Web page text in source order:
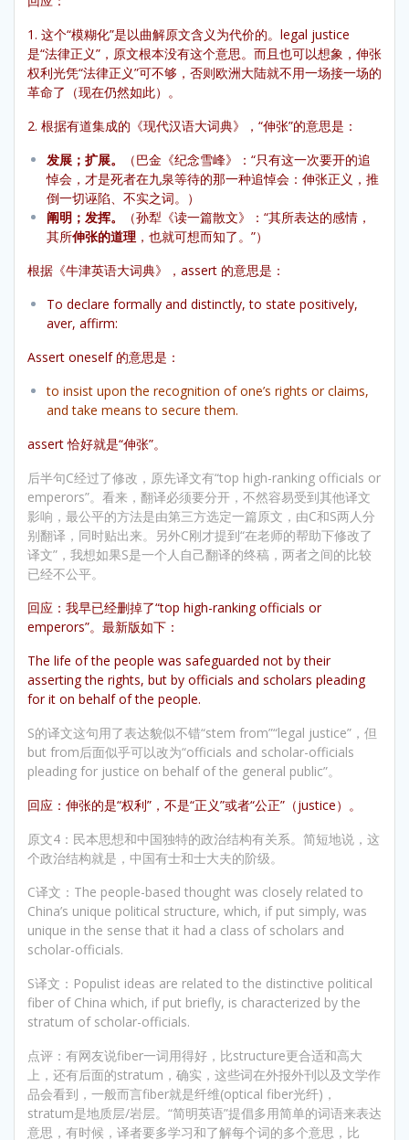
1. 这个“模糊化”是以曲解原文含义为代价的。legal justice
是“法律正义”，原文根本没有这个意思。而且也可以想象，伸张
权利光凭“法律正义”可不够，否则欧洲大陆就不用一场接一场的
革命了（现在仍然如此）。
2. 根据有道集成的《现代汉语大词典》，“伸张”的意思是：
发展；扩展。
（巴金《纪念雪峰》：“只有这一次要开的追
悼会，才是死者在九泉等待的那一种追悼会：伸张正义，推
倒一切诬陷、不实之词。）
阐明；发挥。
（孙犁《读一篇散文》：“其所表达的感情，
其所伸张的道理 ，也就可想而知了。”）
根据《牛津英语大词典》，assert 的意思是：
To declare formally and distinctly, to state positively,
aver, affirm:
Assert oneself 的意思是：
to insist upon the recognition of one’s rights or claims,
and take means to secure them.
assert 恰好就是“伸张”。
后半句C经过了修改，原先译文有“top high-ranking officials or
emperors”。看来，翻译必须要分开，不然容易受到其他译文
影响，最公平的方法是由第三方选定一篇原文，由C和S两人分
别翻译，同时贴出来。另外C刚才提到“在老师的帮助下修改了
译文”，我想如果S是一个人自己翻译的终稿，两者之间的比较
已经不公平。
回应：我早已经删掉了“top high-ranking officials or
emperors”。最新版如下：
The life of the people was safeguarded not by their
asserting the rights, but by officials and scholars pleading
for it on behalf of the people.
S的译文这句用了表达貌似不错“stem from”“legal justice”，但
but from后面似乎可以改为“officials and scholar-officials
pleading for justice on behalf of the general public”。
回应：伸张的是“权利”，不是“正义”或者“公正”（justice）。
原文4：民本思想和中国独特的政治结构有关系。简短地说，这
个政治结构就是，中国有士和士大夫的阶级。
C译文：The people-based thought was closely related to
China’s unique political structure, which, if put simply, was
unique in the sense that it had a class of scholars and
scholar-officials.
S译文：Populist ideas are related to the distinctive political
fiber of China which, if put briefly, is characterized by the
stratum of scholar-officials.
点评：有网友说fiber一词用得好，比structure更合适和高大
上，还有后面的stratum，确实，这些词在外报外刊以及文学作
品会看到，一般而言fiber就是纤维(optical fiber光纤)，
stratum是地质层/岩层。“简明英语”提倡多用简单的词语来表达
意思，有时候，译者要多学习和了解每个词的多个意思，比